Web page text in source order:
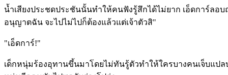
น้ำเสียงประชดประชันนั้นทำให้คนฟังรู้สึกได้ไม่ยาก เอ็ดการ์ลอ
อนุญาตฉัน จะไปไม่ไปก็ต้องแล้วแต่เจ้าตัวสิ"
"เอ็ดการ์!"
เด็กหนุ่มร้องอุทานขึ้นมาโดยไม่ทันรู้ตัวทำให้ใครบางคนเจ็บแป